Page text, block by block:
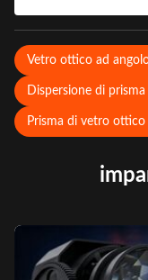
Vetro ottico ad
Dispersione di
Prisma di vetro